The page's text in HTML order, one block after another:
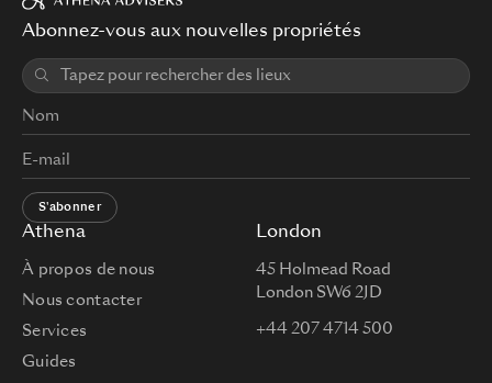
Athena
À propos de nous
Nous contacter
Services
Guides
London
45 Holmead Road
London SW6 2JD
+44 207 4714 500
Abonnez-vous aux nouvelles propriétés
S'abonner